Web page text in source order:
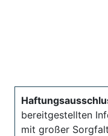
bereitgestellten
mit großer